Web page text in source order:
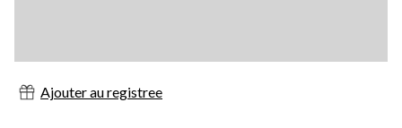
Ajouter au registree